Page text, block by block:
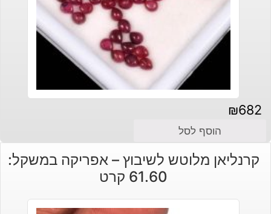
₪682
הוסף לסל
קרנליאן מלוטש לשיבוץ – אפריקה במשקל:
61.60 קרט